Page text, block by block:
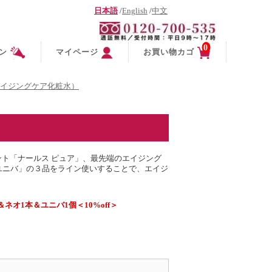
日本語/English /中文
マイページ お買い物カゴ 0
ジングケア化粧水）
「ナールス ピュア」、最先端のエイジング
バ」の３品をライン使いすることで、エイジ
ネオ1本＆ユニバ1個＜10%off＞